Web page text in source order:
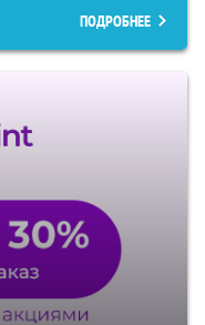
ПОДРОБНЕЕ